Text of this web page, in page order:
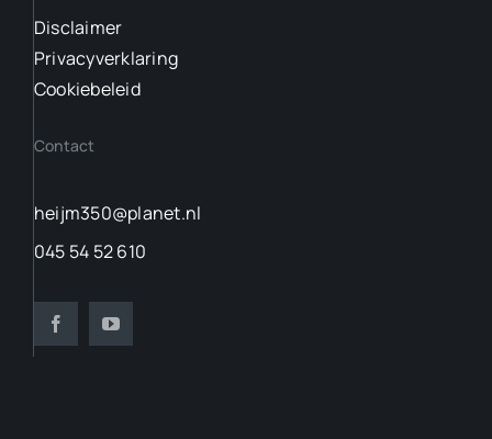
Disclaimer
Privacyverklaring
Cookiebeleid
Contact
heijm350@planet.nl
045 54 52 610